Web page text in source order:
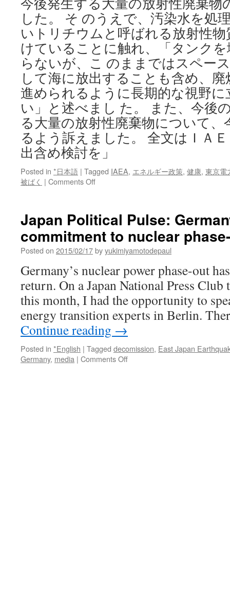
した。 そ のうえで、汚染水を処
いトリチウムと呼ばれる放射性
けていることに触れ、「タンク
らないが、こ のままではスペー
して海に放出することも含め、
進められるように長期的な視野
い」と述べまし た。 また、今後
る大量の放射性廃棄物について
るよう訴えました。 全文はＩＡ
出含め検討を」
Posted in *日本語 | Tagged IAEA, エネルギー政策, 健康, 東京電
被ばく | Comments Offon
Ａ
「薄
め
て
へ
放
出
含
め
検
討
を」
via
Japan Political Pulse:
commitment to nuclear
Posted on 2015/02/17byyukimiyamotodepaul
Germany’s nuclear power phase-out
return. On a Japan National Press
this month, I had the opportunity to
energy transition experts in Berlin.
Continue reading →
Posted in *English | Tagged decomission, East Japan
Germany, media | Comments Offon